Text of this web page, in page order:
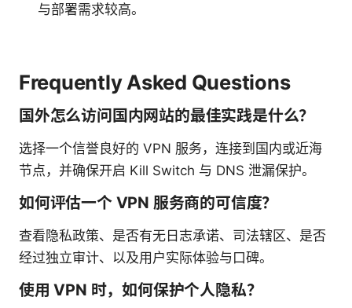
与部署需求较高。
Frequently Asked Questions
国外怎么访问国内网站的最佳实践是什么？
选择一个信誉良好的 VPN 服务，连接到国内或近海
节点，并确保开启 Kill Switch 与 DNS 泄漏保护。
如何评估一个 VPN 服务商的可信度？
查看隐私政策、是否有无日志承诺、司法辖区、是否
经过独立审计、以及用户实际体验与口碑。
使用 VPN 时，如何保护个人隐私？